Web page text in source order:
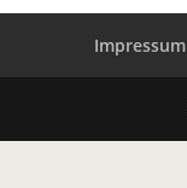
Impressum